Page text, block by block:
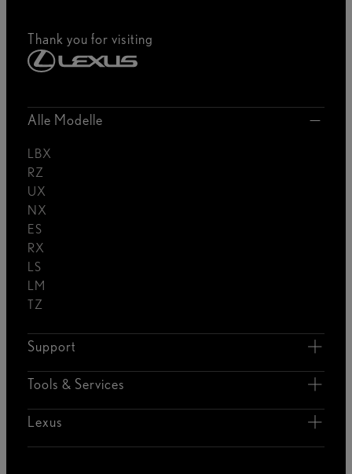
Thank you for visiting
Alle Modelle
LBX
RZ
UX
NX
ES
RX
LS
LM
TZ
Support
Tools & Services
Lexus